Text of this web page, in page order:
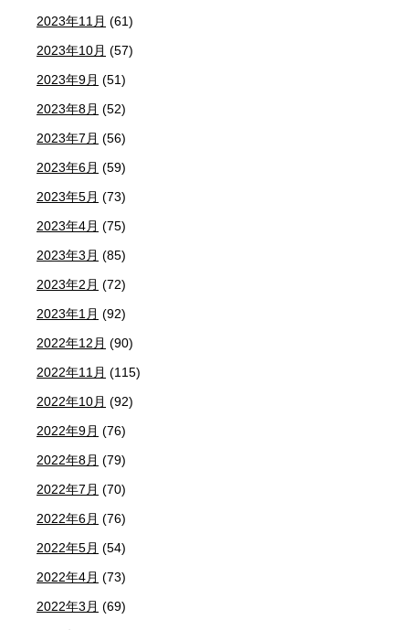
2023年11月 (61)
2023年10月 (57)
2023年9月 (51)
2023年8月 (52)
2023年7月 (56)
2023年6月 (59)
2023年5月 (73)
2023年4月 (75)
2023年3月 (85)
2023年2月 (72)
2023年1月 (92)
2022年12月 (90)
2022年11月 (115)
2022年10月 (92)
2022年9月 (76)
2022年8月 (79)
2022年7月 (70)
2022年6月 (76)
2022年5月 (54)
2022年4月 (73)
2022年3月 (69)